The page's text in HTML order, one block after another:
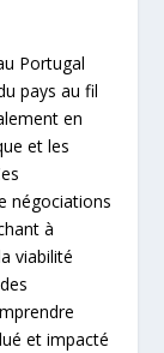
Portugal
pays au fil
en
et les
négociations
à
viabilité
et impacté